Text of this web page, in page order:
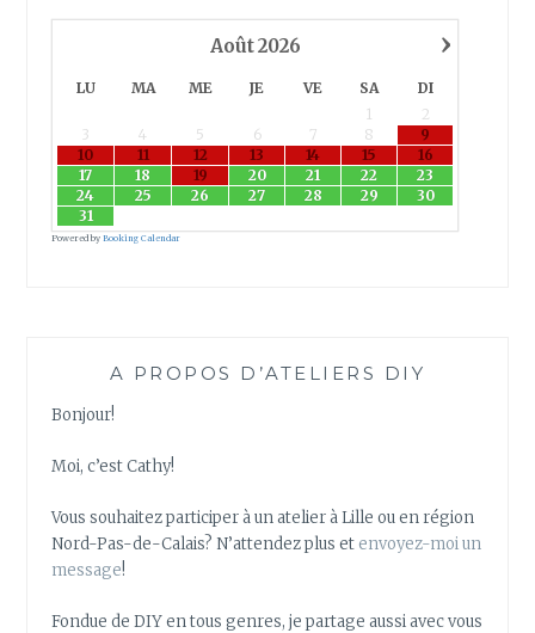
R
A
›
Août2026
LU MA ME JE VE SA
DI
1
2
3
4 5 6 7 8
9
10
11 12 13 14 15
16
17
18 19 20 21 22
23
24
25 26 27 28 29
30
31
Powered byBooking Calendar
A PROPOS D’ATELIERS DIY
Bonjour!
Moi, c’est Cathy!
Vous souhaitez participer à un atelier à Lille ou en région
Nord-Pas-de-Calais? N’attendez plus et envoyez-moi un
message!
Fondue de DIY en tous genres, je partage aussi avec vous